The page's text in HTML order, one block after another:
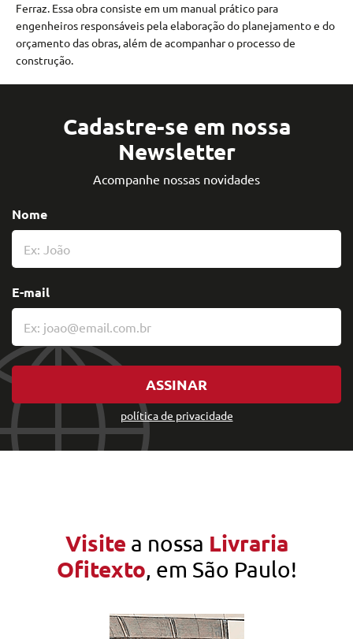
Ferraz. Essa obra consiste em um manual prático para
engenheiros responsáveis pela elaboração do planejamento e do
orçamento das obras, além de acompanhar o processo de
construção.
Cadastre-se em nossa
Newsletter
Acompanhe nossas novidades
política de privacidade
Nome
E-mail
ASSINAR
Visite a nossa Livraria
Ofitexto, em São Paulo!